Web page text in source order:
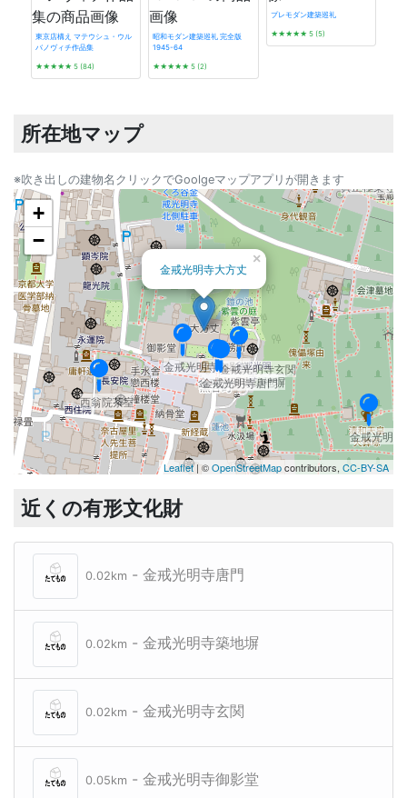
東京店構え マテウシュ・ウル
バノヴィチ作品集
★★★★★ 5 (84)
昭和モダン建築巡礼 完全版
1945-64
★★★★★ 5 (2)
プレモダン建築巡礼
★★★★★5 (5)
所在地マップ
※吹き出しの建物名クリックでGoolgeマップアプリが開きます
金戒光明寺唐門
金戒光明寺築地塀
金戒光明寺玄関
金戒光明寺御影堂
西翁院茶室
金戒光明
眞正極樂寺
百石斎（旧田邉朔郎書斎）
吉田山荘（旧東伏見家住宅）旧門番所
金戒光明寺大方丈
×
+
−
Leaflet| ©OpenStreetMapcontributors, CC-BY-SA
近くの有形文化財
0.02km - 金戒光明寺唐門
0.02km - 金戒光明寺築地塀
0.02km - 金戒光明寺玄関
0.05km - 金戒光明寺御影堂